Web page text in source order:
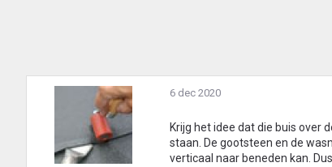
6 dec 2020
Krijg het idee dat die buis over
staan. De gootsteen en de
verticaal naar beneden kan.